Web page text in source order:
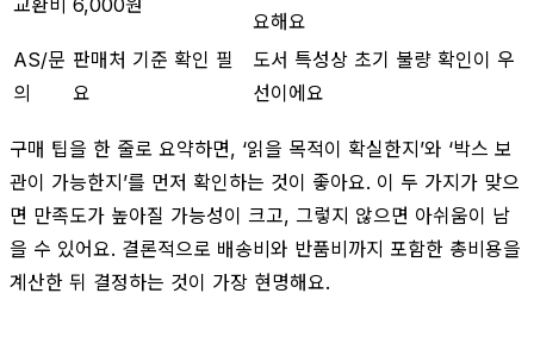
요해요
AS/문
의
판매처 기준 확인 필
요
도서 특성상 초기 불량 확인이 우
선이에요
구매 팁을 한 줄로 요약하면, ‘읽을 목적이 확실한지’와 ‘박스 보
관이 가능한지’를 먼저 확인하는 것이 좋아요. 이 두 가지가 맞으
면 만족도가 높아질 가능성이 크고, 그렇지 않으면 아쉬움이 남
을 수 있어요. 결론적으로 배송비와 반품비까지 포함한 총비용을
계산한 뒤 결정하는 것이 가장 현명해요.